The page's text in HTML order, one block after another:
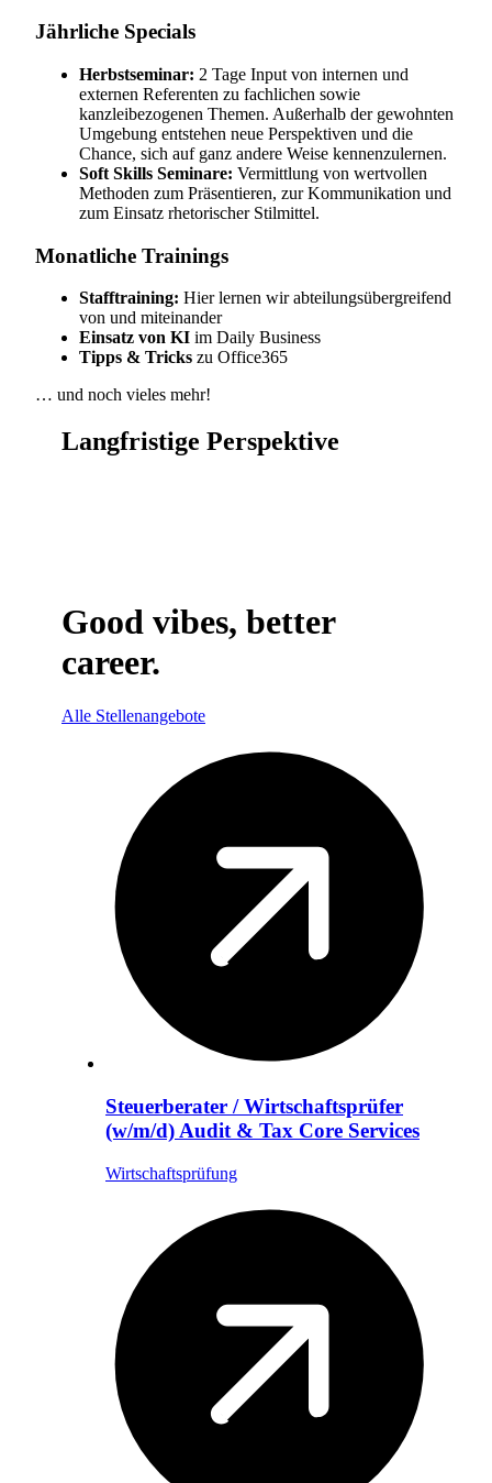
Jährliche Specials
Herbstseminar: 2 Tage Input von internen und
externen Referenten zu fachlichen sowie
kanzleibezogenen Themen. Außerhalb der gewohnten
Umgebung entstehen neue Perspektiven und die
Chance, sich auf ganz andere Weise kennenzulernen.
Soft Skills Seminare: Vermittlung von wertvollen
Methoden zum Präsentieren, zur Kommunikation und
zum Einsatz rhetorischer Stilmittel.
Monatliche Trainings
Stafftraining: Hier lernen wir abteilungsübergreifend
von und miteinander
Einsatz von KI im Daily Business
Tipps & Tricks zu Office365
… und noch vieles mehr!
Langfristige Perspektive
Good vibes, better
career.
Alle Stellenangebote
Steuerberater / Wirtschaftsprüfer
(w/m/d) Audit & Tax Core Services
Wirtschaftsprüfung